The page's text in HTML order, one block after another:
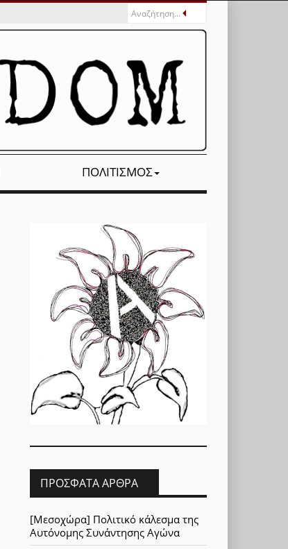
ΠΟΛΙΤΙΣΜΌΣ
ΠΡΌΣΦΑΤΑ ΆΡΘΡΑ
[Μεσοχώρα] Πολιτικό κάλεσμα της
Αυτόνομης Συνάντησης Αγώνα